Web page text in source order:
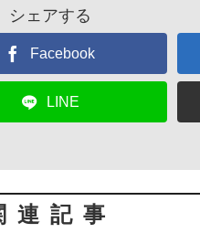
シェアする
Facebook
LINE
連記事